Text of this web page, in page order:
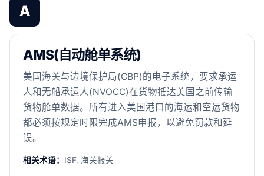
A
AMS(自动舱单系统)
美国海关与边境保护局(CBP)的电子系统，要求承运
人和无船承运人(NVOCC)在货物抵达美国之前传输
货物舱单数据。所有进入美国港口的海运和空运货物
都必须按规定时限完成AMS申报，以避免罚款和延
误。
相关术语： ISF, 海关报关